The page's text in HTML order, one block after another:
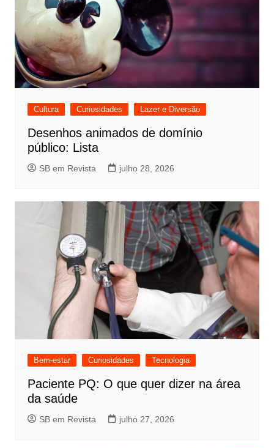
Cultura Curiosidades Lazer e Diversão
Desenhos animados de domínio
público: Lista
SB em Revista julho 28, 2026
Bem-estar Curiosidades Tecnologia
Paciente PQ: O que quer dizer na área
da saúde
SB em Revista julho 27, 2026